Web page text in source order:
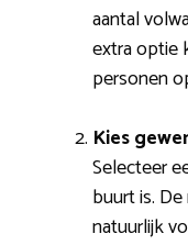
aantal
extra optie
personen
Kies
Selecteer
buurt is.
natuurlijk